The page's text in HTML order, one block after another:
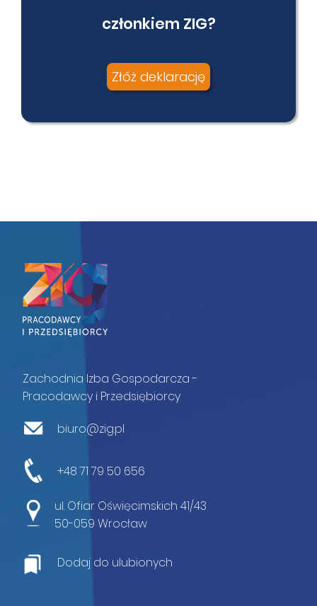
członkiem ZIG?
Złóż deklarację
Zachodnia Izba Gospodarcza -
Pracodawcy i Przedsiębiorcy
biuro@zig.pl
+48 71 79 50 656
ul. Ofiar Oświęcimskich 41/43
50-059 Wrocław
Dodaj do ulubionych